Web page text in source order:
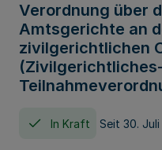
Verordnung über
Amtsgerichte an
zivilgerichtlichen
In Kraft Seit 30.